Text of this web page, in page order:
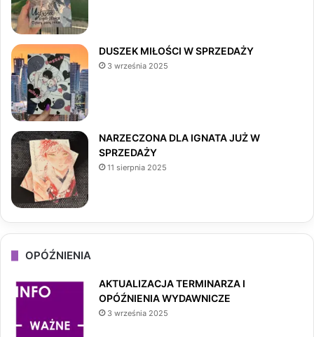
k
DUSZEK MIŁOŚCI W SPRZEDAŻY
3 września 2025
NARZECZONA DLA IGNATA JUŻ W
SPRZEDAŻY
11 sierpnia 2025
OPÓŹNIENIA
AKTUALIZACJA TERMINARZA I
OPÓŹNIENIA WYDAWNICZE
3 września 2025